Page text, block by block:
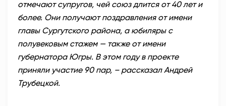
отмечают супругов, чей союз длится от 40 лет и
более. Они получают поздравления от имени
главы Сургутского района, а юбиляры с
полувековым стажем — также от имени
губернатора Югры. В этом году в проекте
приняли участие 90 пар, – рассказал Андрей
Трубецкой.